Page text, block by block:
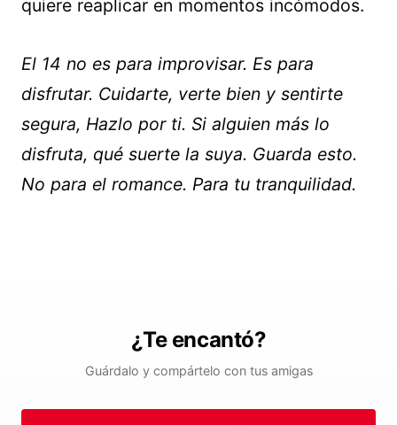
quiere reaplicar en momentos incómodos.
El 14 no es para improvisar. Es para
disfrutar. Cuidarte, verte bien y sentirte
segura, Hazlo por ti. Si alguien más lo
disfruta, qué suerte la suya. Guarda esto.
No para el romance. Para tu tranquilidad.
¿Te encantó?
Guárdalo y compártelo con tus amigas